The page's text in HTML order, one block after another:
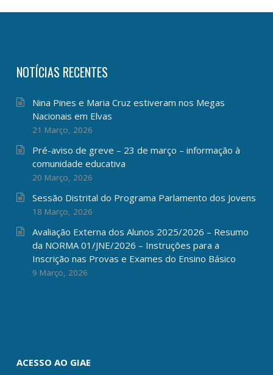
NOTÍCIAS RECENTES
Nina Pines e Maria Cruz estiveram nos Megas
Nacionais em Elvas
21 Março, 2026
Pré-aviso de greve – 23 de março – informação à
comunidade educativa
20 Março, 2026
Sessão Distrital do Programa Parlamento dos Jovens
18 Março, 2026
Avaliação Externa dos Alunos 2025/2026 – Resumo
da NORMA 01/JNE/2026 – Instruções para a
Inscrição nas Provas e Exames do Ensino Básico
9 Março, 2026
ACESSO AO GIAE